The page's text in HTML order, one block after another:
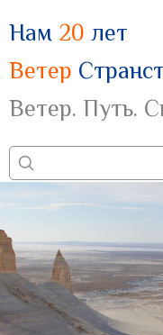
Нам 20 лет
Ветер
Ветер. Путь.